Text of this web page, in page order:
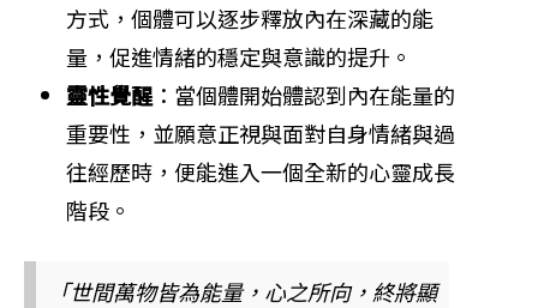
方式，個體可以逐步釋放內在深藏的能
量，促進情緒的穩定與意識的提升。
靈性覺醒 ：當個體開始體認到內在能量的
重要性，並願意正視與面對自身情緒與過
往經歷時，便能進入一個全新的心靈成長
階段。
「世間萬物皆為能量，心之所向，終將顯